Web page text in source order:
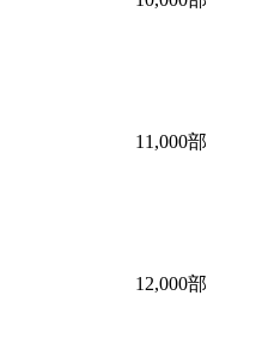
11,000部
12,000部